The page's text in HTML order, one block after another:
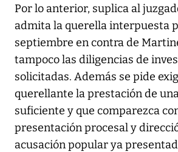
Por lo anterior, suplica al
admita la querella interpuesta
septiembre en contra de
tampoco las diligencias de
solicitadas. Además se pide
querellante la prestación de
suficiente y que comparezca
presentación procesal y
acusación popular ya